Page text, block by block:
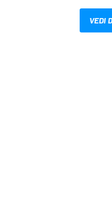
VEDI